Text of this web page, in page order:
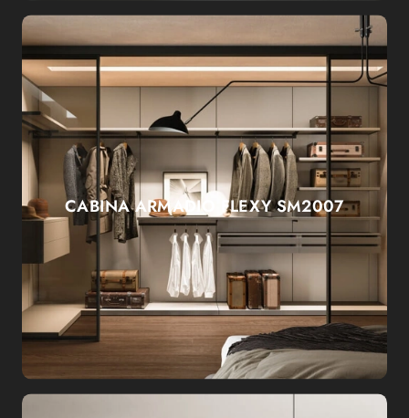
CABINA ARMADIO FLEXY SM2007